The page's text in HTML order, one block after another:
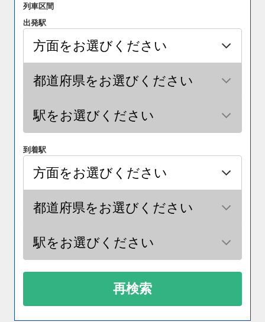
列車区間
出発駅
到着駅
再検索